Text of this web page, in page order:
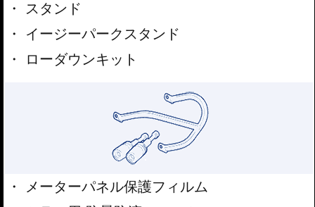
スタンド
イージーパークスタンド
ローダウンキット
メーターパネル保護フィルム